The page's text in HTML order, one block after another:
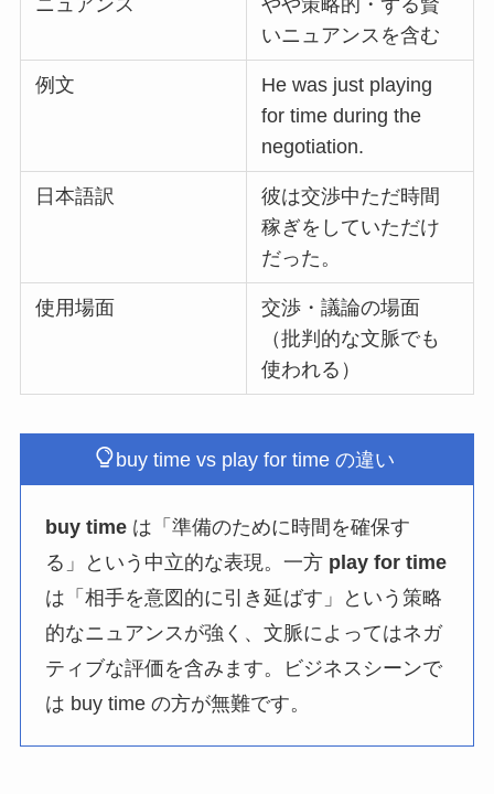
いニュアンスを含む
例文
He was just playing
for time during the
negotiation.
日本語訳
彼は交渉中ただ時間
稼ぎをしていただけ
だった。
使用場面
交渉・議論の場面
（批判的な文脈でも
使われる）
buy time vs play for time の違い
buy time は「準備のために時間を確保す
る」という中立的な表現。一方 play for time
は「相手を意図的に引き延ばす」という策略
的なニュアンスが強く、文脈によってはネガ
ティブな評価を含みます。ビジネスシーンで
は buy time の方が無難です。